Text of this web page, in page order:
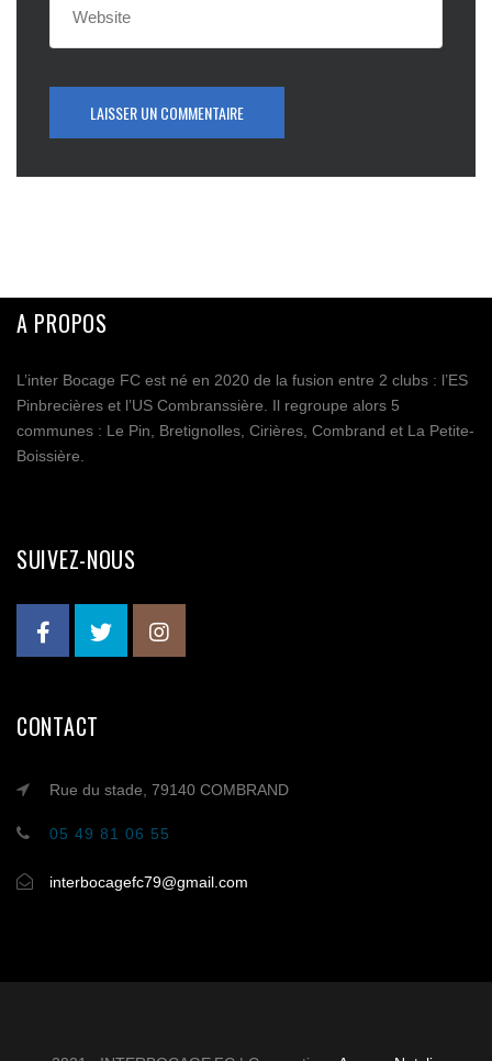
A PROPOS
L’inter Bocage FC est né en 2020 de la fusion entre 2 clubs : l’ES
Pinbrecières et l’US Combranssière. Il regroupe alors 5
communes : Le Pin, Bretignolles, Cirières, Combrand et La Petite-
Boissière.
SUIVEZ-NOUS
CONTACT
Rue du stade, 79140 COMBRAND
05 49 81 06 55
interbocagefc79@gmail.com